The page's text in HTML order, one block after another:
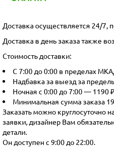
Доставка осуществляется 24/7,
Доставка в день заказа также
Стоимость доставки:
С 7:00 до 0:00 в пределах
Надбавка за выезд за
Ночная с 0:00 до 7:00 — 1190 ₽
Минимальная сумма заказа
Заказать можно круглосуточно
заявки, дизайнер Вам
детали.
Он доступен с 9:00 до 22:00.